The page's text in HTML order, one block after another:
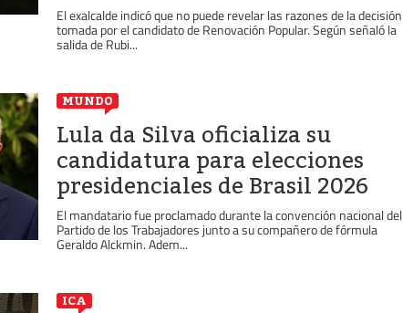
El exalcalde indicó que no puede revelar las razones de la decisión
tomada por el candidato de Renovación Popular. Según señaló la
salida de Rubi...
MUNDO
Lula da Silva oficializa su
candidatura para elecciones
presidenciales de Brasil 2026
El mandatario fue proclamado durante la convención nacional del
Partido de los Trabajadores junto a su compañero de fórmula
Geraldo Alckmin. Adem...
ICA